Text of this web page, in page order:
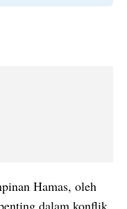
Hamas, oleh
dalam konflik